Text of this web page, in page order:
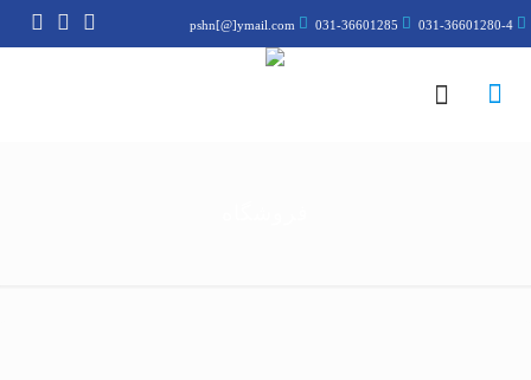
031-36601280-4
031-36601285
pshn[@]ymail.com